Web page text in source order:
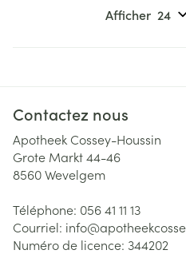
Afficher
Contactez nous
Apotheek Cossey-Houssin
Grote Markt 44-46
8560Wevelgem
Téléphone: 056 41 11 13
Courriel: info@
Numéro de licence: 344202